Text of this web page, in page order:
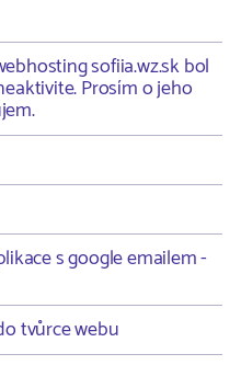
sofiia.wz.sk bol
Prosím o jeho
s google emailem -
tvůrce webu